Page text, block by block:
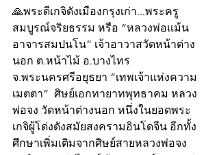
🙏พระดีเกจิดังเมืองกรุงเก่า...พระครู
สมบูรณ์จริยธรรม หรือ “หลวงพ่อแม้น
อาจารสมปนโน” เจ้าอาวาสวัดหน้าต่าง
นอก ต.หน้าไม้ อ.บางไทร
จ.พระนครศรีอยุธยา “เทพเจ้าแห่งความ
เมตตา”  ศิษย์เอกทายาทพุทธาคม หลวง
พ่อจง วัดหน้าต่างนอก หนึ่งในยอดพระ
เกจิผู้โด่งดังสมัยสงครามอินโดจีน อีกทั้ง
ศึกษาเพิ่มเติมจากศิษย์สายหลวงพ่อจง